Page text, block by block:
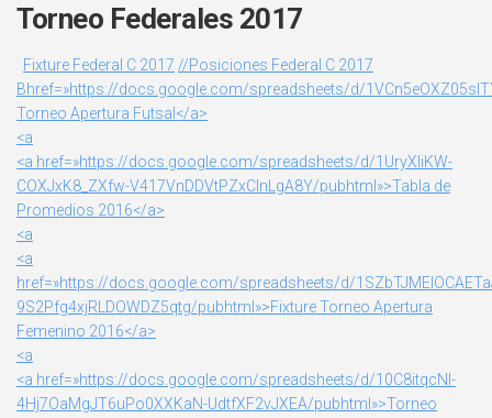
Torneo Federales 2017
Fixture Federal C 2017 //Posiciones Federal C 2017
Bhref=»https://docs.google.com/spreadsheets/d/
Torneo Apertura Futsal</a>
<a
<a href=»https://docs.google.com/spreadsheets/d/1UryXIiKW-
COXJxK8_ZXfw-V417VnDDVtPZxCInLgA8Y/pubhtml»>Tabla de
Promedios 2016</a>
<a
<a
href=»https://docs.google.com/spreadsheets/d/
9S2Pfg4xjRLDOWDZ5qtg/pubhtml»>Fixture Torneo Apertura
Femenino 2016</a>
<a
<a href=»https://docs.google.com/spreadsheets/d/10C8itqcNl-
4Hj7OaMgJT6uPo0XXKaN-UdtfXF2vJXEA/pubhtml»>Torneo